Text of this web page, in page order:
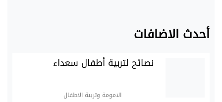
أحدث الاضافات
نصائح لتربية أطفال سعداء
الامومة وتربية الاطفال